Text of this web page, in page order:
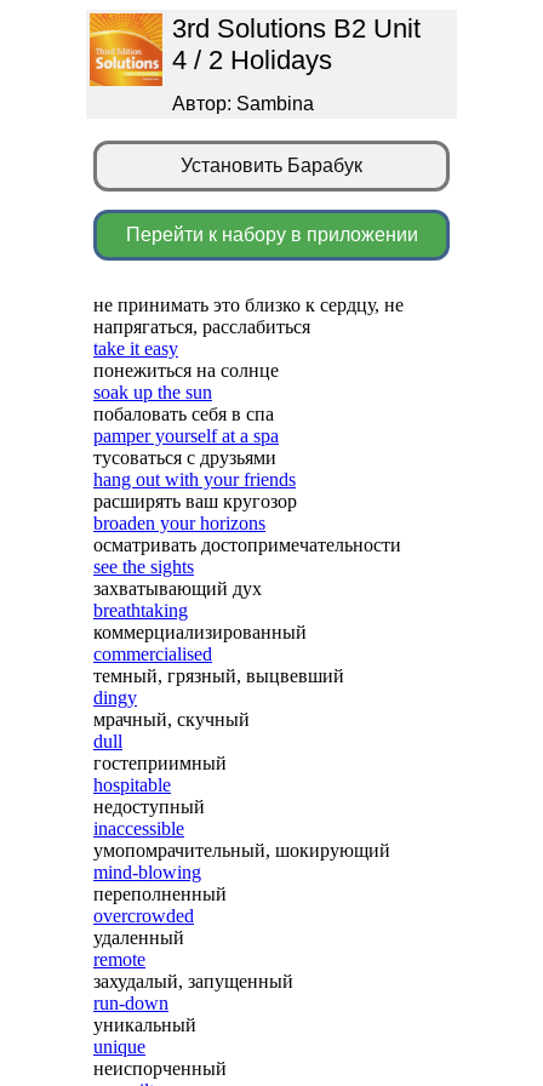
3rd Solutions B2 Unit
4 / 2 Holidays
Автор: Sambina
Установить Барабук
Перейти к набору в приложении
не принимать это близко к сердцу, не
напрягаться, расслабиться
take it easy
понежиться на солнце
soak up the sun
побаловать себя в спа
pamper yourself at a spa
тусоваться с друзьями
hang out with your friends
расширять ваш кругозор
broaden your horizons
осматривать достопримечательности
see the sights
захватывающий дух
breathtaking
коммерциализированный
commercialised
темный, грязный, выцвевший
dingy
мрачный, скучный
dull
гостеприимный
hospitable
недоступный
inaccessible
умопомрачительный, шокирующий
mind-blowing
переполненный
overcrowded
удаленный
remote
захудалый, запущенный
run-down
уникальный
unique
неиспорченный